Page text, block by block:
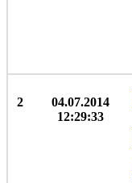
2
04.07.2014
12:29:33